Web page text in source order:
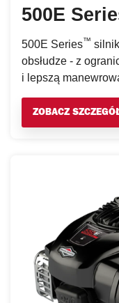
500E
500E Series™
obsłudze - z
i lepszą
ZOBACZ